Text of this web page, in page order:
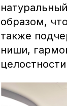
образом,
также
ниши,